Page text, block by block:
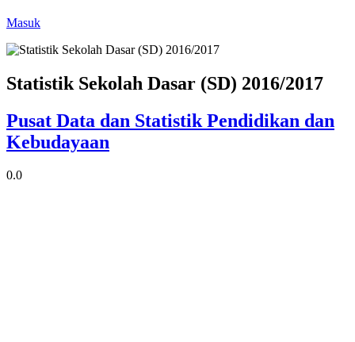
Masuk
Statistik Sekolah Dasar (SD) 2016/2017
Pusat Data dan Statistik Pendidikan dan
Kebudayaan
0.0